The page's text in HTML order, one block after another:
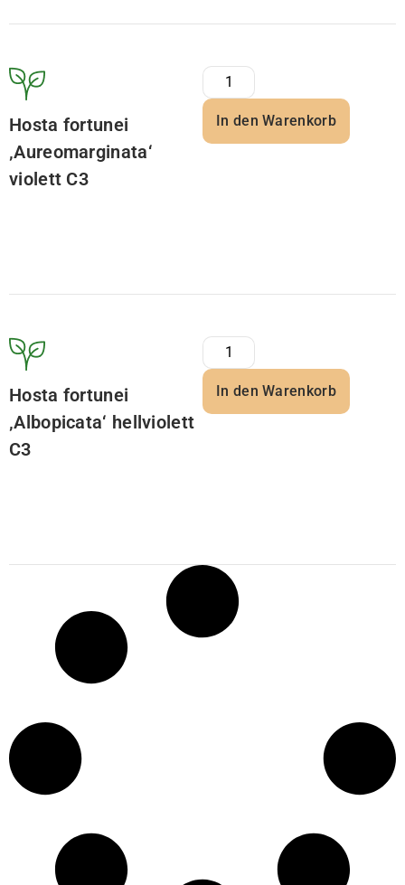
Hosta fortunei
‚Aureomarginata‘
violett C3
In den Warenkorb
Hosta fortunei
‚Albopicata‘ hellviolett
C3
In den Warenkorb